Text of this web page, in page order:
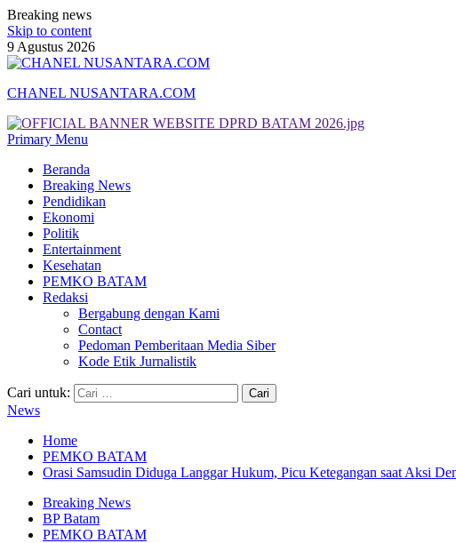
Breaking news
Skip to content
9 Agustus 2026
CHANEL NUSANTARA.COM
Primary Menu
Beranda
Breaking News
Pendidikan
Ekonomi
Politik
Entertainment
Kesehatan
PEMKO BATAM
Redaksi
Bergabung dengan Kami
Contact
Pedoman Pemberitaan Media Siber
Kode Etik Jurnalistik
Cari untuk:
News
Home
PEMKO BATAM
Orasi Samsudin Diduga Langgar Hukum, Picu Ketegangan saat Aksi
Breaking News
BP Batam
PEMKO BATAM